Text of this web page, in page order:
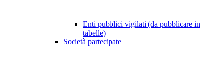
Enti pubblici vigilati (da pubblicare in
tabelle)
Società partecipate